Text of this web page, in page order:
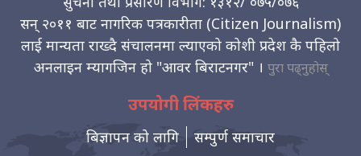
सन् २०११ बाट नागरिक पत्रकारीता (Citizen Journalism)
लाई मान्यता राख्दै संचालनमा ल्याएको कोशी प्रदेश कै पहिलो
अनलाइन म्यागजिन हो "आवर बिराटनगर" । पुरा पढ्नुहोस्
उपयोगी लिंकहरु
बिज्ञापन को लागि सम्पुर्ण समाचार